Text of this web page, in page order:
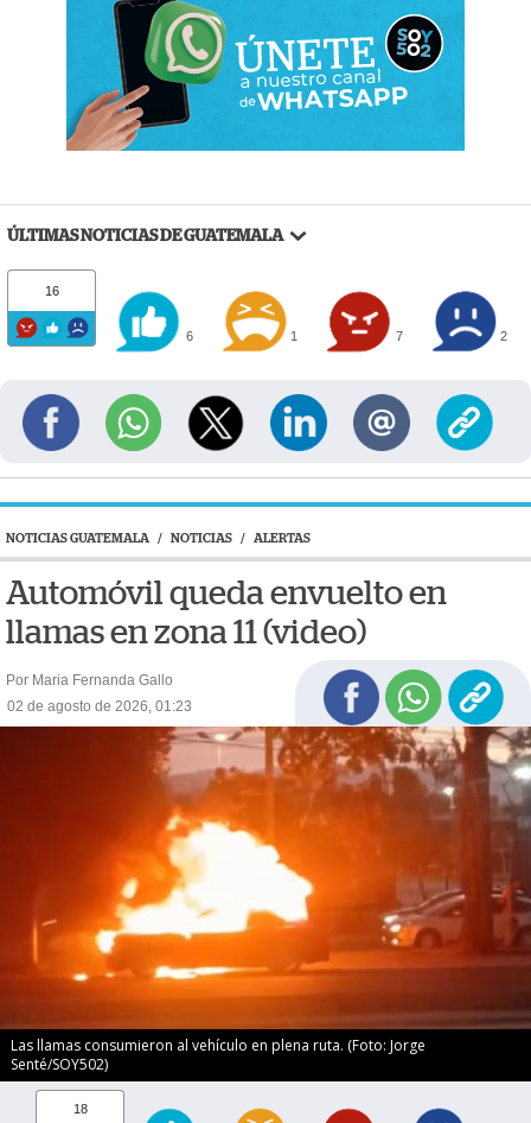
ÚLTIMAS NOTICIAS DE GUATEMALA
16
6 1 7 2
NOTICIAS GUATEMALA / NOTICIAS / ALERTAS
Automóvil queda envuelto en
llamas en zona 11 (video)
Por Maria Fernanda Gallo
02 de agosto de 2026, 01:23
Las llamas consumieron al vehículo en plena ruta. (Foto: Jorge
Senté/SOY502)
18